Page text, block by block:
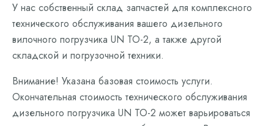
У нас собственный склад запчастей для комплексного
технического обслуживания вашего дизельного
вилочного погрузчика UN ТО-2, а также другой
складской и погрузочной техники.
Внимание! Указана базовая стоимость услуги.
Окончательная стоимость технического обслуживания
дизельного погрузчика UN ТО-2 может варьироваться